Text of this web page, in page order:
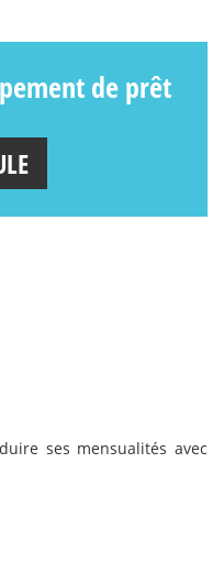
de prêt
ses mensualités avec